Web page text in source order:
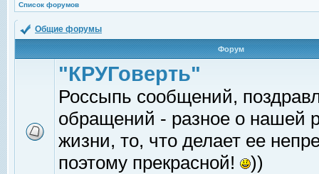
Список форумов
Общие форумы
Форум
"КРУГоверть"
Россыпь сообщений,
обращений - разное о нашей
жизни, то, что делает ее
поэтому прекрасной!
))